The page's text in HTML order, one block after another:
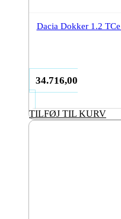
Dacia Dokker 1.2
34.716,00
TILFØJ TIL KURV